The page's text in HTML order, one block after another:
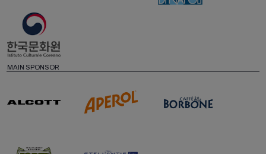
MAIN SPONSOR